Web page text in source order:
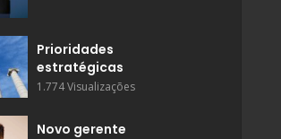
Prioridades
estratégicas
1.774 Visualizações
Novo gerente